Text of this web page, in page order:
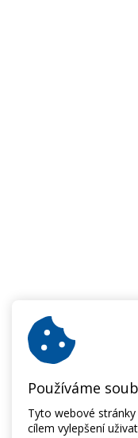
Používáme
Tyto webové
cílem vylepšení